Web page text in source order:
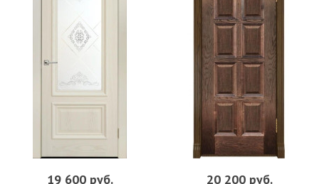
19 600 руб. 20 200 руб.